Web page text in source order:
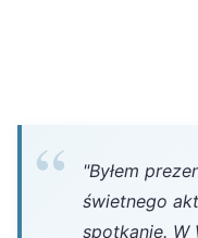
"Byłem
świetnego
spotkanie. W